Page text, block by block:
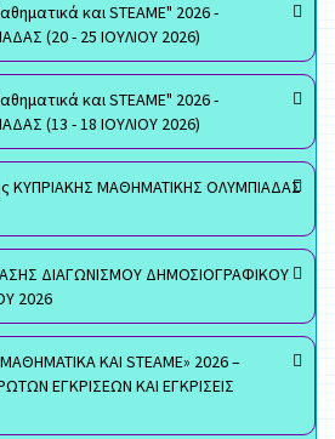
και STEAME" 2026 -
(20 - 25 ΙΟΥΛΙΟΥ 2026)
και STEAME" 2026 -
(13 - 18 ΙΟΥΛΙΟΥ 2026)
ΚΥΠΡΙΑΚΗΣ ΜΑΘΗΜΑΤΙΚΗΣ ΟΛΥΜΠΙΑΔΑΣ
ΔΙΑΓΩΝΙΣΜΟΥ ΔΗΜΟΣΙΟΓΡΑΦΙΚΟΥ
2026
ΚΑΙ STEAME» 2026 –
ΕΓΚΡΙΣΕΩΝ ΚΑΙ ΕΓΚΡΙΣΕΙΣ